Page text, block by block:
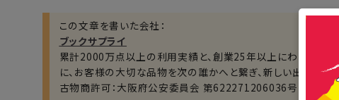
この文章を書いた会社：
ブックサプライ
累計2000万点以上の利用実績と、創業25年以上にわたる信頼
に、お客様の大切な品物を次の誰かへと繋ぎ、新しい出会いを
古物商許可：大阪府公安委員会 第622271206036号